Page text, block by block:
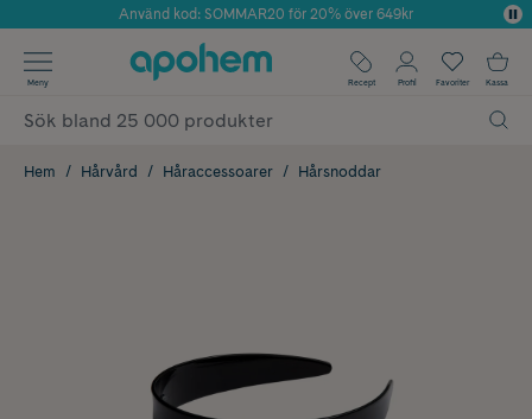
Årets Butik 2025 inom Skönhet
Använd kod: SOMMAR20 för 20% över 649kr
✓ Fri frakt
✓ Poäng på alla köp*
Meny Recept Profil Favoriter Kassa
Hem Hårvård Håraccessoarer Hårsnoddar